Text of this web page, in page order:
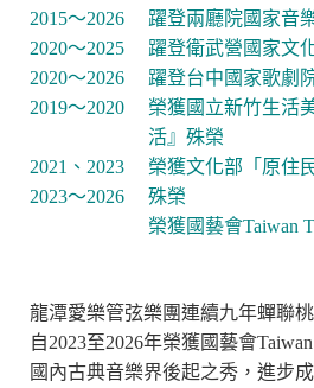
2015～2026
躍登兩廳院國家音
2020～2025
躍登衛武營國家文
2020～2026
躍登台中國家歌劇
2019～2020
榮獲國立新竹生活
活』殊榮
2021、2023
2023～2026
榮獲文化部「原住
殊榮
榮獲國藝會Taiwan
龍潭愛樂管弦樂團連續九年蟬聯
自2023至2026年榮獲國藝會
國內古典音樂界後起之秀，進步